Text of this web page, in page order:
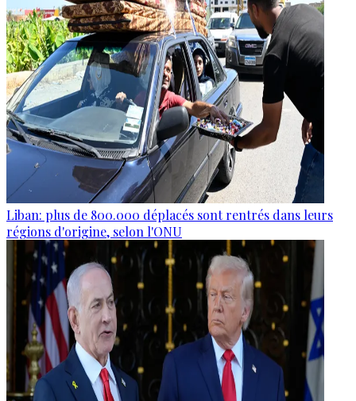
Liban: plus de 800.000 déplacés sont rentrés dans leurs
régions d'origine, selon l'ONU